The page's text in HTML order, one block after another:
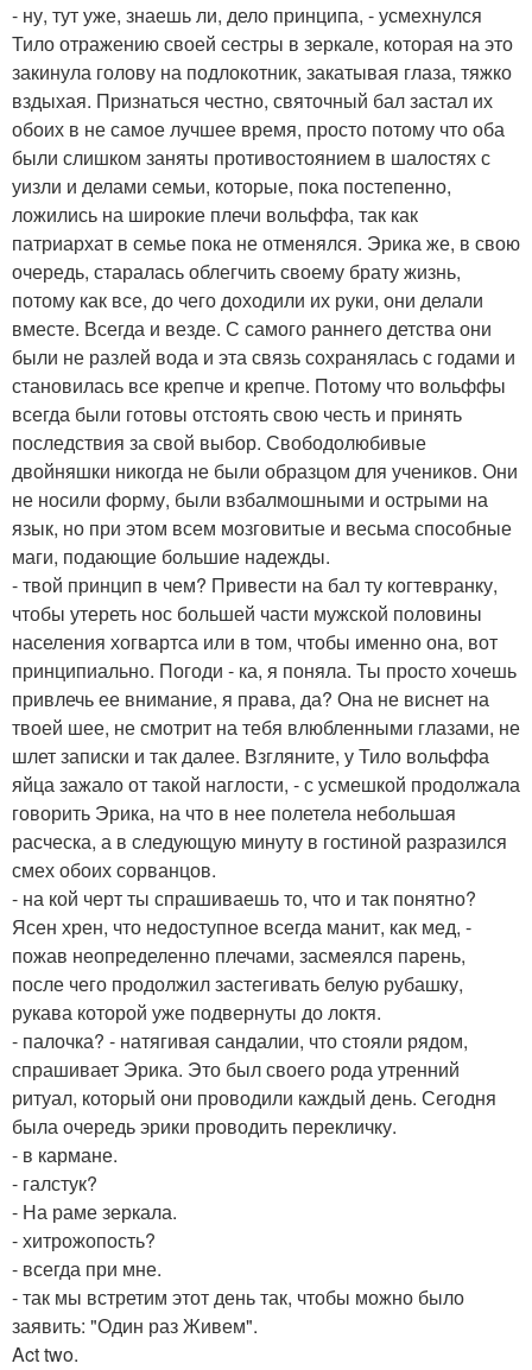
- ну, тут уже, знаешь ли, дело принципа, - усмехнулся
Тило отражению своей сестры в зеркале, которая на это
закинула голову на подлокотник, закатывая глаза, тяжко
вздыхая. Признаться честно, святочный бал застал их
обоих в не самое лучшее время, просто потому что оба
были слишком заняты противостоянием в шалостях с
уизли и делами семьи, которые, пока постепенно,
ложились на широкие плечи вольффа, так как
патриархат в семье пока не отменялся. Эрика же, в свою
очередь, старалась облегчить своему брату жизнь,
потому как все, до чего доходили их руки, они делали
вместе. Всегда и везде. С самого раннего детства они
были не разлей вода и эта связь сохранялась с годами и
становилась все крепче и крепче. Потому что вольффы
всегда были готовы отстоять свою честь и принять
последствия за свой выбор. Свободолюбивые
двойняшки никогда не были образцом для учеников. Они
не носили форму, были взбалмошными и острыми на
язык, но при этом всем мозговитые и весьма способные
маги, подающие большие надежды.
- твой принцип в чем? Привести на бал ту когтевранку,
чтобы утереть нос большей части мужской половины
населения хогвартса или в том, чтобы именно она, вот
принципиально. Погоди - ка, я поняла. Ты просто хочешь
привлечь ее внимание, я права, да? Она не виснет на
твоей шее, не смотрит на тебя влюбленными глазами, не
шлет записки и так далее. Взгляните, у Тило вольффа
яйца зажало от такой наглости, - с усмешкой продолжала
говорить Эрика, на что в нее полетела небольшая
расческа, а в следующую минуту в гостиной разразился
смех обоих сорванцов.
- на кой черт ты спрашиваешь то, что и так понятно?
Ясен хрен, что недоступное всегда манит, как мед, -
пожав неопределенно плечами, засмеялся парень,
после чего продолжил застегивать белую рубашку,
рукава которой уже подвернуты до локтя.
- палочка? - натягивая сандалии, что стояли рядом,
спрашивает Эрика. Это был своего рода утренний
ритуал, который они проводили каждый день. Сегодня
была очередь эрики проводить перекличку.
- в кармане.
- галстук?
- На раме зеркала.
- хитрожопость?
- всегда при мне.
- так мы встретим этот день так, чтобы можно было
заявить: "Один раз Живем".
Act two.